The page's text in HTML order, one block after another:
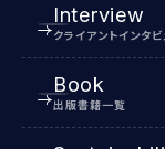
Interview
クライアントインタビ
Book
出版書籍一覧